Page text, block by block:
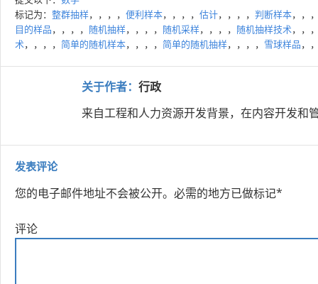
标记为： 整群抽样，，，， 便利样本，，，， 估计，，，， 判断样本，，
目的样品，，，， 随机抽样，，，， 随机采样，，，， 随机抽样技术，，
术，，，， 简单的随机样本，，，， 简单的随机抽样，，，， 雪球样品，
关于作者： 行政
来自工程和人力资源开发背景，在内容开发和
发表评论
您的电子邮件地址不会被公开。 必需的地方已做标记*
评论